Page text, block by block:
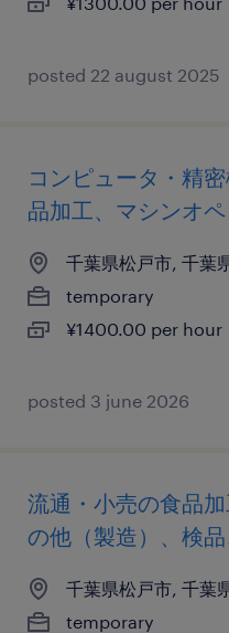
posted 22 august 2025
コンピュータ・精
品加工、マシンオ
千葉県松戸市, 千葉
temporary
¥1400.00 per hour
posted 3 june 2026
流通・小売の食品
の他（製造）、検
千葉県松戸市, 千葉
temporary